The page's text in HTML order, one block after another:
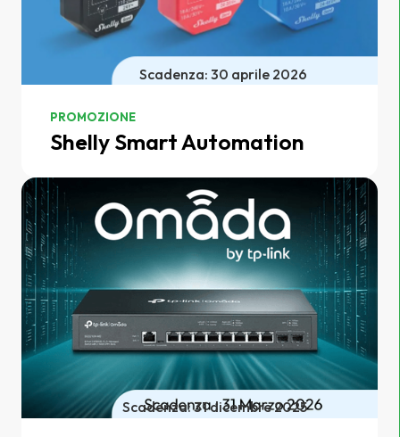
Scadenza: 30 aprile 2026
PROMOZIONE
Shelly Smart Automation
Scadenza: 31 dicembre 2025